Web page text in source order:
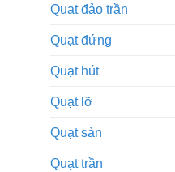
Quạt đảo trần
Quạt đứng
Quạt hút
Quạt lỡ
Quạt sàn
Quạt trần